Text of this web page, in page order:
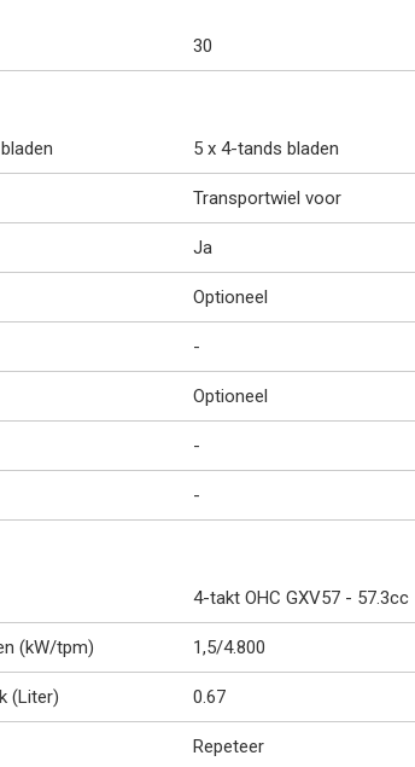
30
5 x 4-tands bladen
Transportwiel voor
Ja
Optioneel
-
Optioneel
-
-
4-takt OHC GXV57 - 57.3cc
(kW/tpm) 1,5/4.800
(Liter) 0.67
Repeteer